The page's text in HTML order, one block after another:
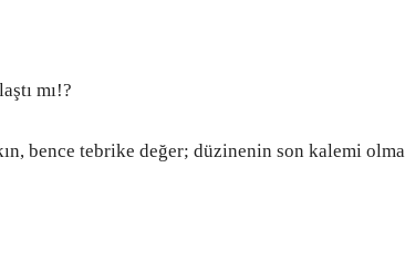
mı!?
bence tebrike değer; düzinenin son kalemi